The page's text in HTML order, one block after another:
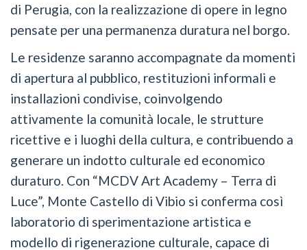
di Perugia, con la realizzazione di opere in legno
pensate per una permanenza duratura nel borgo.
Le residenze saranno accompagnate da momenti
di apertura al pubblico, restituzioni informali e
installazioni condivise, coinvolgendo
attivamente la comunità locale, le strutture
ricettive e i luoghi della cultura, e contribuendo a
generare un indotto culturale ed economico
duraturo. Con “MCDV Art Academy – Terra di
Luce”, Monte Castello di Vibio si conferma così
laboratorio di sperimentazione artistica e
modello di rigenerazione culturale, capace di